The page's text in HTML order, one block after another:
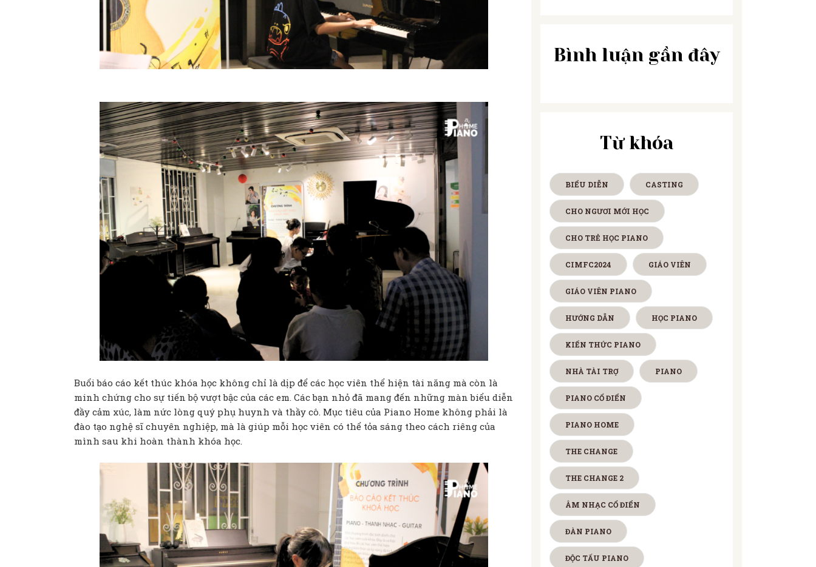
Buổi báo cáo kết thúc khóa học không chỉ là dịp để các học viên thể hiện tài năng mà còn là
minh chứng cho sự tiến bộ vượt bậc của các em. Các bạn nhỏ đã mang đến những màn biểu diễn
đầy cảm xúc, làm nức lòng quý phụ huynh và thầy cô. Mục tiêu của Piano Home không phải là
đào tạo nghệ sĩ chuyên nghiệp, mà là giúp mỗi học viên có thể tỏa sáng theo cách riêng của
mình sau khi hoàn thành khóa học.
Bình luận gần đây
Từ khóa
BIỂU DIỄN CASTING
CHO NGƯƠI MỚI HỌC
CHO TRẺ HỌC PIANO
CIMFC2024 GIÁO VIÊN
GIÁO VIÊN PIANO
HƯỚNG DẪN HỌC PIANO
KIẾN THỨC PIANO
NHÀ TÀI TRỢ PIANO
PIANO CỔ ĐIỂN
PIANO HOME
THE CHANGE
THE CHANGE 2
ÂM NHẠC CỔ ĐIỂN
ĐÀN PIANO
ĐỘC TẤU PIANO